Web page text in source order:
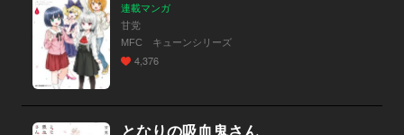
連載マンガ
甘党
MFC キューンシリーズ
4,376